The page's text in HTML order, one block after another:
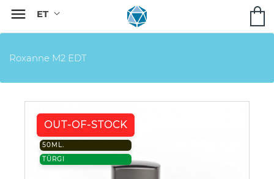

Roxanne M2 EDT
OUT-OF-STOCK
50ML.
TÜRGI